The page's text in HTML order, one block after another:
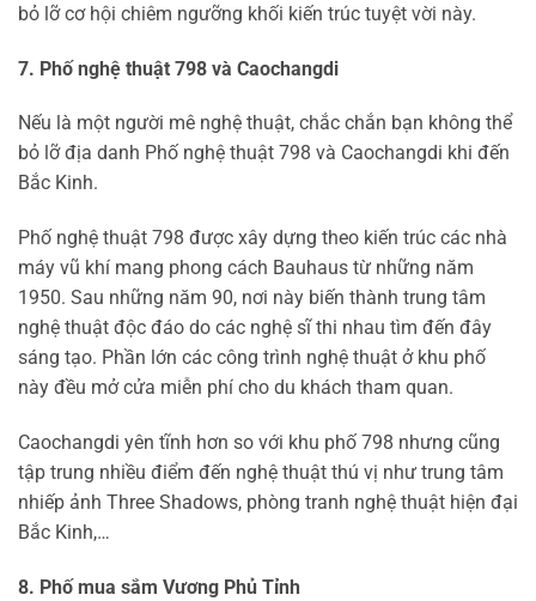
bỏ lỡ cơ hội chiêm ngưỡng khối kiến trúc tuyệt vời này.
7. Phố nghệ thuật 798 và Caochangdi
Nếu là một người mê nghệ thuật, chắc chắn bạn không thể
bỏ lỡ địa danh Phố nghệ thuật 798 và Caochangdi khi đến
Bắc Kinh.
Phố nghệ thuật 798 được xây dựng theo kiến trúc các nhà
máy vũ khí mang phong cách Bauhaus từ những năm
1950. Sau những năm 90, nơi này biến thành trung tâm
nghệ thuật độc đáo do các nghệ sĩ thi nhau tìm đến đây
sáng tạo. Phần lớn các công trình nghệ thuật ở khu phố
này đều mở cửa miễn phí cho du khách tham quan.
Caochangdi yên tĩnh hơn so với khu phố 798 nhưng cũng
tập trung nhiều điểm đến nghệ thuật thú vị như trung tâm
nhiếp ảnh Three Shadows, phòng tranh nghệ thuật hiện đại
Bắc Kinh,…
8. Phố mua sắm Vương Phủ Tỉnh